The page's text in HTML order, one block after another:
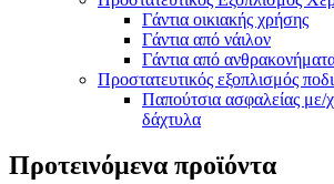
Γάντια οικιακής χρήσης
Γάντια από νάιλον
Γάντια από
Προστατευτικός εξοπλισμός
Παπούτσια ασφαλείας με/
δάχτυλα
Προτεινόμενα προϊόντα